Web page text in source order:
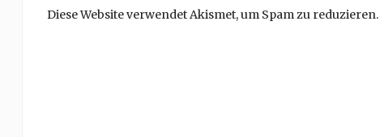
Diese Website verwendet Akismet, um Spam zu reduzieren.